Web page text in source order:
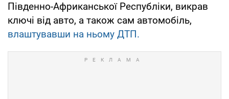
Південно-Африканської Республіки, викрав
ключі від авто, а також сам автомобіль,
влаштувавши на ньому ДТП.